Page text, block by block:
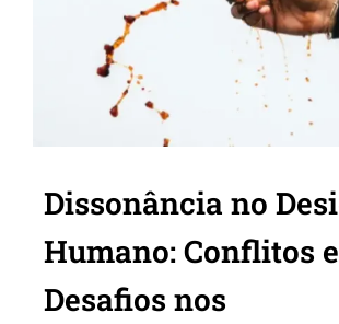
Dissonância no
Humano: Conflitos e
Desafios nos